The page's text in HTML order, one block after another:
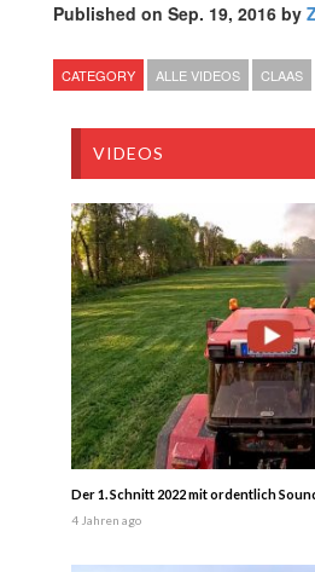
Published on Sep. 19, 2016 by
CATEGORY ALLE VIDEOS CLAAS
VIDEOS
Der 1. Schnitt 2022 mit ordentlich
4 Jahren ago